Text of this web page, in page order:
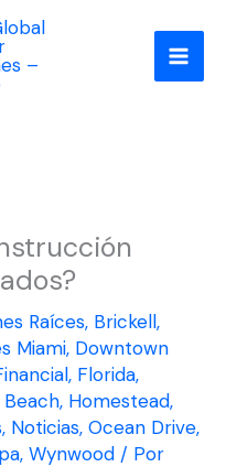
Raíces, Brickell,
Miami, Downtown
, Florida,
, Homestead,
, Noticias, Ocean Drive,
, Wynwood / Por